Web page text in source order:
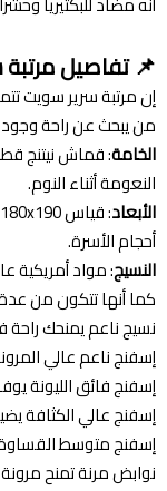
📌تفاصيل
إن مرتبة سرير سويت
من يبحث عن راحة
الخامة
النعومة أثناء النوم.
الأبعاد
أحجام الأسرة.
النسيج: مواد أمريكية
كما أنها تتكون من
نسيج ناعم يمنحك راحة
إسفنج ناعم عالي
إسفنج فائق الليونة
إسفنج عالي الكثافة
إسفنج متوسط
نوابض مرنة تمنح